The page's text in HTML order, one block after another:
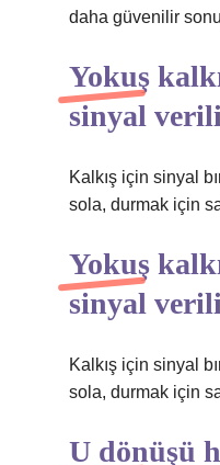
daha güvenilir
Yokuş
sinyal
Kalkış için sinyal
sola, durmak için
Yokuş
sinyal
Kalkış için sinyal
sola, durmak için
U dönüşü